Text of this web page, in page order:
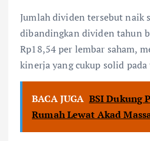
Jumlah dividen tersebut naik
dibandingkan dividen tahun
Rp18,54 per lembar saham,
kinerja yang cukup solid
BACA JUGA BSI Dukung
Rumah Lewat Akad